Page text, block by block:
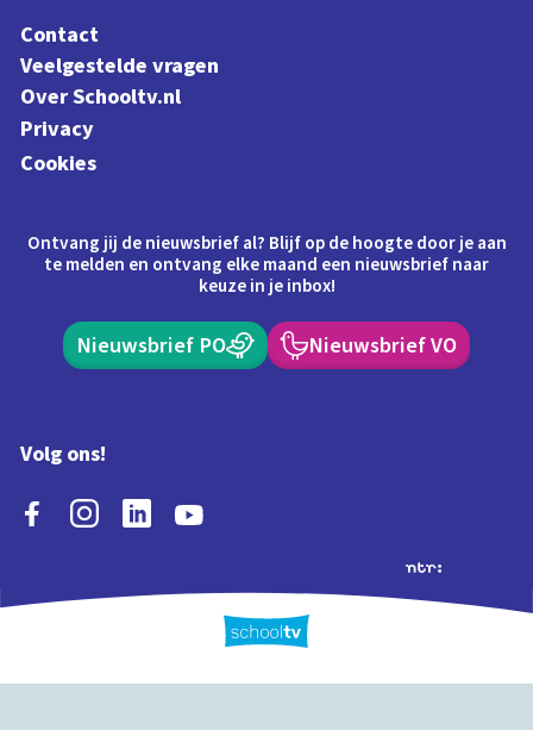
Contact
Veelgestelde vragen
Over Schooltv.nl
Privacy
Cookies
Ontvang jij de nieuwsbrief al? Blijf op de hoogte door je aan
te melden en ontvang elke maand een nieuwsbrief naar
keuze in je inbox!
Nieuwsbrief PO Nieuwsbrief VO
Volg ons!